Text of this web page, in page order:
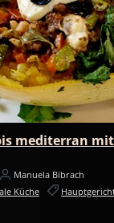
mediterran
Manuela Bibrach
Küche